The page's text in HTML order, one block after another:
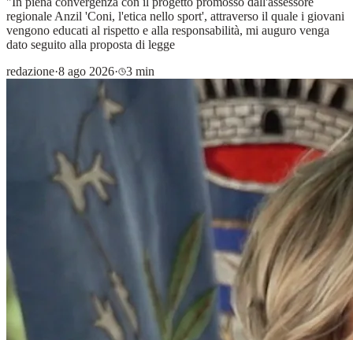
regionale Anzil 'Coni, l'etica nello sport', attraverso il quale i giovani
vengono educati al rispetto e alla responsabilità, mi auguro venga
dato seguito alla proposta di legge
redazione·8 ago 2026· 3 min